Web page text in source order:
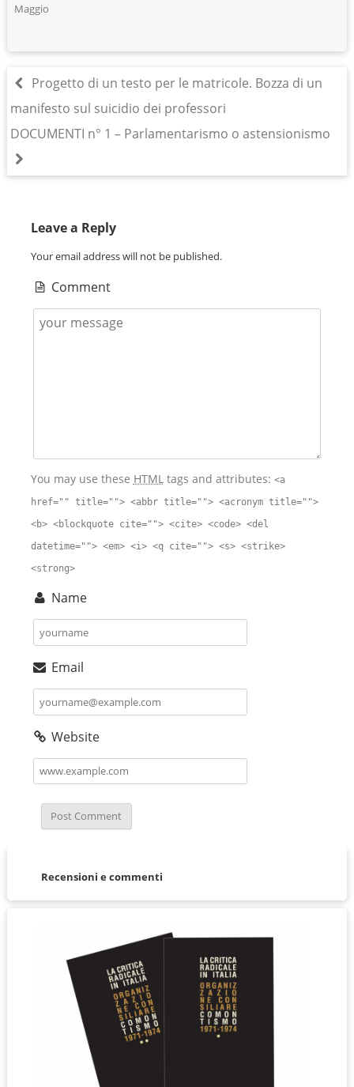
Maggio
Progetto di un testo per le matricole. Bozza di un
manifesto sul suicidio dei professori
DOCUMENTI n° 1 – Parlamentarismo o astensionismo
Leave a Reply
Your email address will not be published.
Comment
You may use these HTMLtags and attributes: <a
href="" title=""> <abbr title=""> <acronym title="">
<b> <blockquote cite=""> <cite> <code> <del
datetime=""> <em> <i> <q cite=""> <s> <strike>
<strong>
Name
Email
Website
Recensioni e commenti